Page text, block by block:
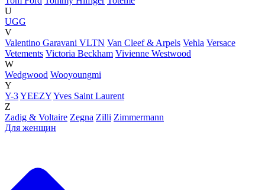
U
UGG
V
Valentino Garavani VLTN Van Cleef & Arpels Vehla Versace
Vetements Victoria Beckham Vivienne Westwood
W
Wedgwood Wooyoungmi
Y
Y-3YEEZYYves Saint Laurent
Z
Zadig & Voltaire Zegna Zilli Zimmermann
Для женщин